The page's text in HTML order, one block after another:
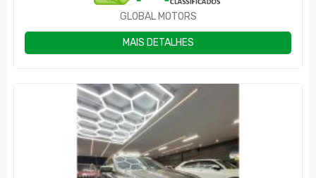
GLOBAL MOTORS
MAIS DETALHES